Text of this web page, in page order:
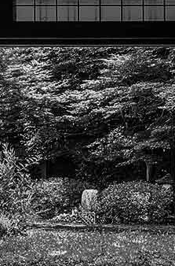
Menu
<
>
Photos club
Vidéos club
Documents club
?>
Images de la page d'accueil
Cliquez pour éditer
Texte, bouton et/ou inscription
Cliquez pour éditer